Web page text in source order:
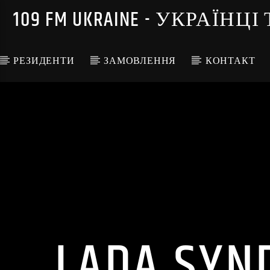
109 FM UKRAINE -
РЕЗИДЕНТИ ЗАМОВЛЕННЯ КОНТАКТ